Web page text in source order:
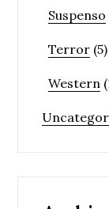
Suspenso
Terror (5)
Western